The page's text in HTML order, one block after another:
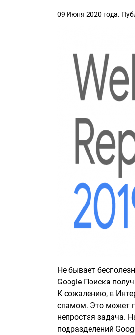
09 Июня 2020 года.
Не бывает
Google Поиска
К сожалению, в
спамом. Это может
непростая задача.
подразделений